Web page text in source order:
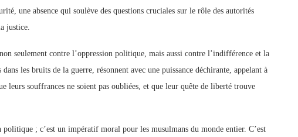
une absence qui soulève des questions cruciales sur le rôle des autorités
justice.
seulement contre l’oppression politique, mais aussi contre l’indifférence et la
les bruits de la guerre, résonnent avec une puissance déchirante, appelant à
leurs souffrances ne soient pas oubliées, et que leur quête de liberté trouve
; c’est un impératif moral pour les musulmans du monde entier. C’est